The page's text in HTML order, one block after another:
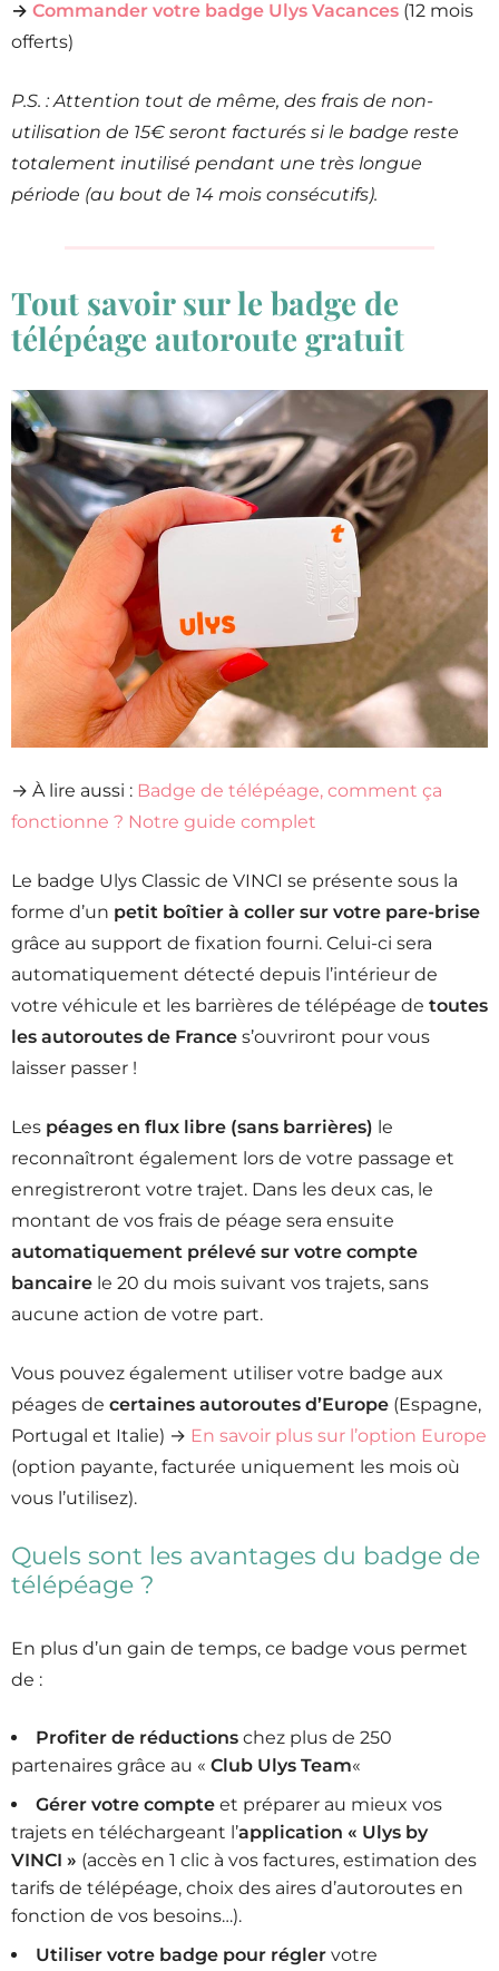
→ Commander votre badge Ulys Vacances (12 mois
offerts)
P.S. : Attention tout de même, des frais de non-
utilisation de 15€ seront facturés si le badge reste
totalement inutilisé pendant une très longue
période (au bout de 14 mois consécutifs).
Tout savoir sur le badge de
télépéage autoroute gratuit
→ À lire aussi : Badge de télépéage, comment ça
fonctionne ? Notre guide complet
Le badge Ulys Classic de VINCI se présente sous la
forme d’un petit boîtier à coller sur votre pare-brise
grâce au support de fixation fourni. Celui-ci sera
automatiquement détecté depuis l’intérieur de
votre véhicule et les barrières de télépéage de toutes
les autoroutes de France s’ouvriront pour vous
laisser passer !
Les péages en flux libre (sans barrières) le
reconnaîtront également lors de votre passage et
enregistreront votre trajet. Dans les deux cas, le
montant de vos frais de péage sera ensuite
automatiquement prélevé sur votre compte
bancaire le 20 du mois suivant vos trajets, sans
aucune action de votre part.
Vous pouvez également utiliser votre badge aux
péages de certaines autoroutes d’Europe (Espagne,
Portugal et Italie) → En savoir plus sur l’option Europe
(option payante, facturée uniquement les mois où
vous l’utilisez).
Quels sont les avantages du badge de
télépéage ?
En plus d’un gain de temps, ce badge vous permet
de :
Profiter de réductions chez plus de 250
partenaires grâce au « Club Ulys Team«
Gérer votre compte et préparer au mieux vos
trajets en téléchargeant l’application « Ulys by
VINCI » (accès en 1 clic à vos factures, estimation des
tarifs de télépéage, choix des aires d’autoroutes en
fonction de vos besoins…).
Utiliser votre badge pour régler votre